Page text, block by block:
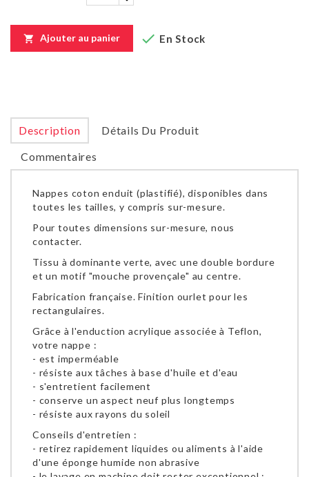
 Ajouter au panier  En Stock
Description
Détails Du Produit
Commentaires
Nappes coton enduit (plastifié), disponibles dans
toutes les tailles, y compris sur-mesure.
Pour toutes dimensions sur-mesure, nous
contacter.
Tissu à dominante verte, avec une double bordure
et un motif "mouche provençale" au centre.
Fabrication française. Finition ourlet pour les
rectangulaires.
Grâce à l'enduction acrylique associée à Teflon,
votre nappe :
- est imperméable
- résiste aux tâches à base d'huile et d'eau
- s'entretient facilement
- conserve un aspect neuf plus longtemps
- résiste aux rayons du soleil
Conseils d'entretien :
- retirez rapidement liquides ou aliments à l'aide
d'une éponge humide non abrasive